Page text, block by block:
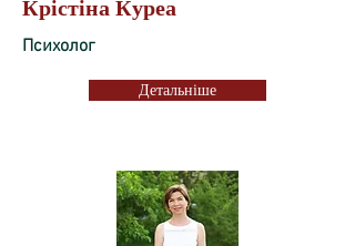
Крістіна Куреа
Психолог
Детальніше